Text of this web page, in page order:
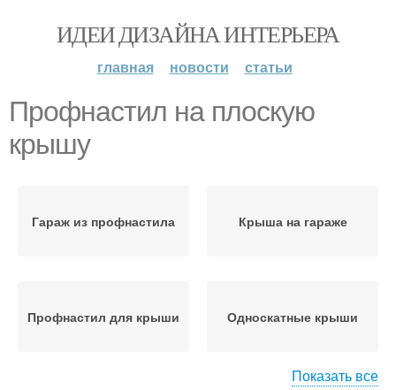
ИДЕИ ДИЗАЙНА ИНТЕРЬЕРА
главная новости статьи
Профнастил на плоскую
крышу
Гараж из профнастила Крыша на гараже
Профнастил для крыши Односкатные крыши
Показать все